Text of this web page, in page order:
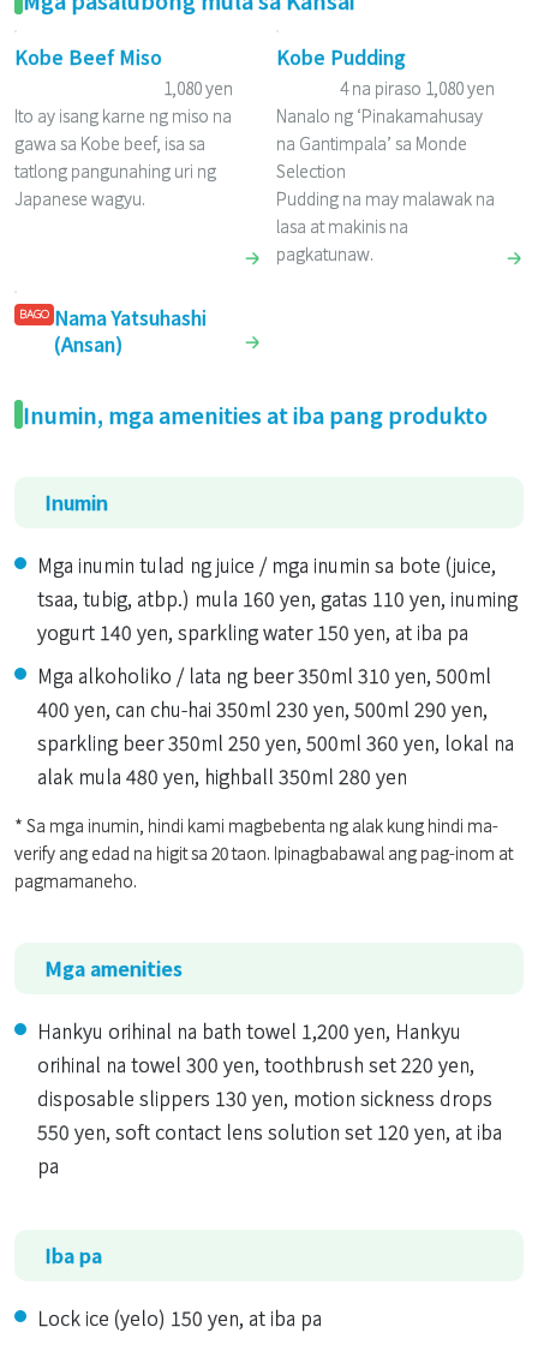
Kobe Beef Miso
1,080 yen
Ito ay isang karne ng miso na
gawa sa Kobe beef, isa sa
tatlong pangunahing uri ng
Japanese wagyu.
Kobe Pudding
4 na piraso 1,080 yen
Nanalo ng ‘Pinakamahusay
na Gantimpala’ sa Monde
Selection
Pudding na may malawak na
lasa at makinis na
pagkatunaw.
BAGO Nama Yatsuhashi
(Ansan)
Inumin, mga amenities at iba pang produkto
Inumin
Mga inumin tulad ng juice / mga inumin sa bote (juice,
tsaa, tubig, atbp.) mula 160 yen, gatas 110 yen, inuming
yogurt 140 yen, sparkling water 150 yen, at iba pa
Mga alkoholiko / lata ng beer 350ml 310 yen, 500ml
400 yen, can chu-hai 350ml 230 yen, 500ml 290 yen,
sparkling beer 350ml 250 yen, 500ml 360 yen, lokal na
alak mula 480 yen, highball 350ml 280 yen
* Sa mga inumin, hindi kami magbebenta ng alak kung hindi ma-
verify ang edad na higit sa 20 taon. Ipinagbabawal ang pag-inom at
pagmamaneho.
Mga amenities
Hankyu orihinal na bath towel 1,200 yen, Hankyu
orihinal na towel 300 yen, toothbrush set 220 yen,
disposable slippers 130 yen, motion sickness drops
550 yen, soft contact lens solution set 120 yen, at iba
pa
Iba pa
Lock ice (yelo) 150 yen, at iba pa